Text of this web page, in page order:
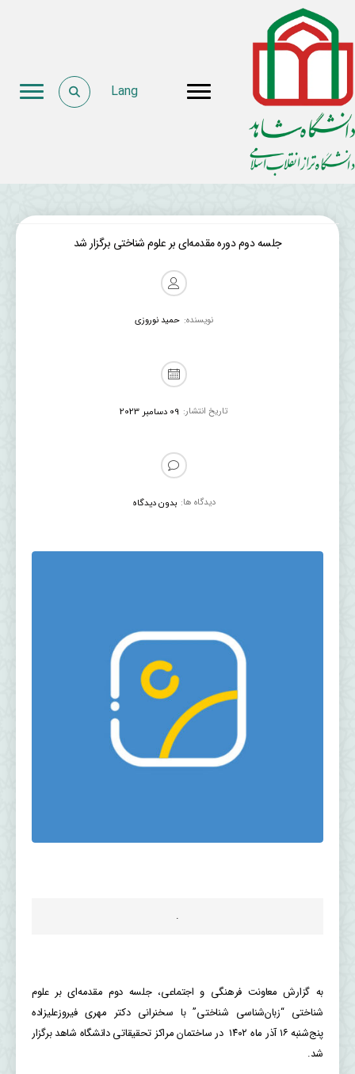
Lang
جلسه دوم دوره مقدمه‌ای بر علوم شناختی برگزار شد
نویسنده: حمید نوروزی
تاریخ انتشار: 09 دسامبر 2023
دیدگاه ها: بدون دیدگاه
.
به گزارش معاونت فرهنگی و اجتماعی، جلسه دوم مقدمه‌ای بر علوم
شناختی “زبان‌شناسی شناختی” با سخنرانی دکتر مهری فیروزعلیزاده
پنج‌شنبه ۱۶ آذر ماه ۱۴۰۲ در ساختمان مراکز تحقیقاتی دانشگاه شاهد برگزار
شد.